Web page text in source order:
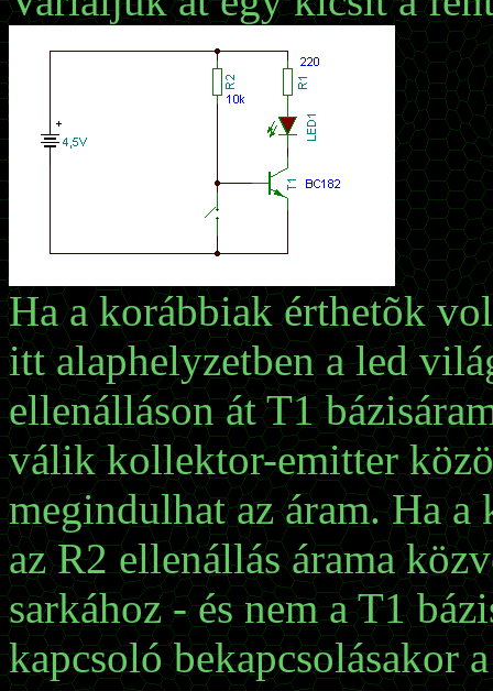
Ha a korábbiak érthetõk
itt alaphelyzetben a led
ellenálláson át T1
válik kollektor-emitter
megindulhat az áram. Ha
az R2 ellenállás árama
sarkához - és nem a T1
kapcsoló bekapcsolásakor